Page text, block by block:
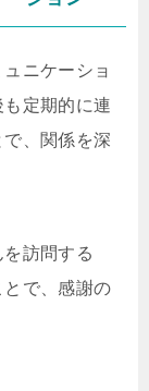
ニケーショ
定期的に連
、関係を深
訪問する
で、感謝の